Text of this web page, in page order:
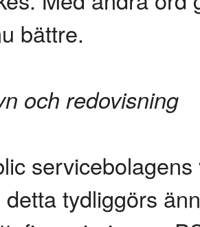
bättre.
och redovisning
detta tydliggörs